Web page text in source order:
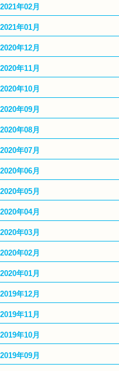
2021年02月
2021年01月
2020年12月
2020年11月
2020年10月
2020年09月
2020年08月
2020年07月
2020年06月
2020年05月
2020年04月
2020年03月
2020年02月
2020年01月
2019年12月
2019年11月
2019年10月
2019年09月